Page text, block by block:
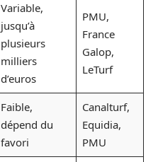
Variable,
jusqu’à
plusieurs
milliers
d’euros
PMU,
France
Galop,
LeTurf
Faible,
dépend du
favori
Canalturf,
Equidia,
PMU